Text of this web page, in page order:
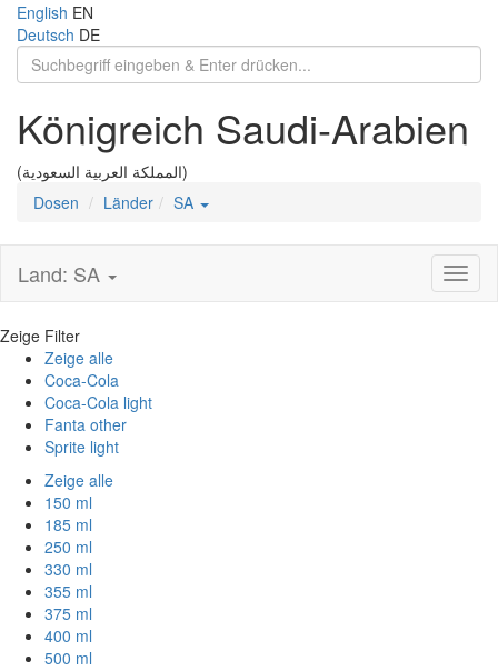
English EN
Deutsch DE
Königreich Saudi-Arabien
(المملكة العربية السعودية)
Dosen
Länder SA
Land: SA
Zeige Filter
Zeige alle
Coca-Cola
Coca-Cola light
Fanta other
Sprite light
Zeige alle
150 ml
185 ml
250 ml
330 ml
355 ml
375 ml
400 ml
500 ml